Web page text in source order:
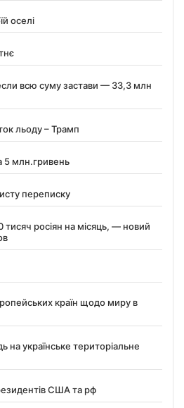
оселі
всю суму застави — 33,3 млн
льоду – Трамп
5 млн.гривень
переписку
росіян на місяць, — новий
країн щодо миру в
на українське територіальне
США та рф